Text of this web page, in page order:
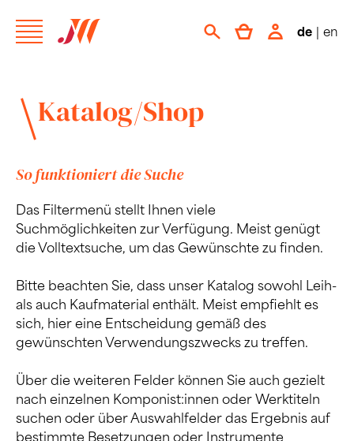
de | en
Katalog/Shop
So funktioniert die Suche
Das Filtermenü stellt Ihnen viele
Suchmöglichkeiten zur Verfügung. Meist genügt
die Volltextsuche, um das Gewünschte zu finden.
Bitte beachten Sie, dass unser Katalog sowohl Leih-
als auch Kaufmaterial enthält. Meist empfiehlt es
sich, hier eine Entscheidung gemäß des
gewünschten Verwendungszwecks zu treffen.
Über die weiteren Felder können Sie auch gezielt
nach einzelnen Komponist:innen oder Werktiteln
suchen oder über Auswahlfelder das Ergebnis auf
bestimmte Besetzungen oder Instrumente